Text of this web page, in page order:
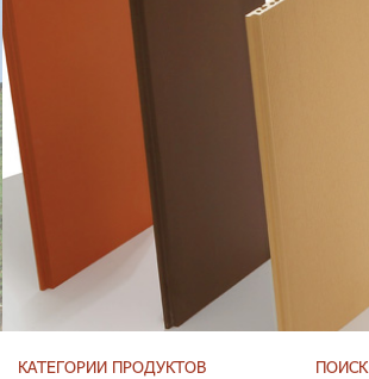
КАТЕГОРИИ ПРОДУКТОВ ПОИСК